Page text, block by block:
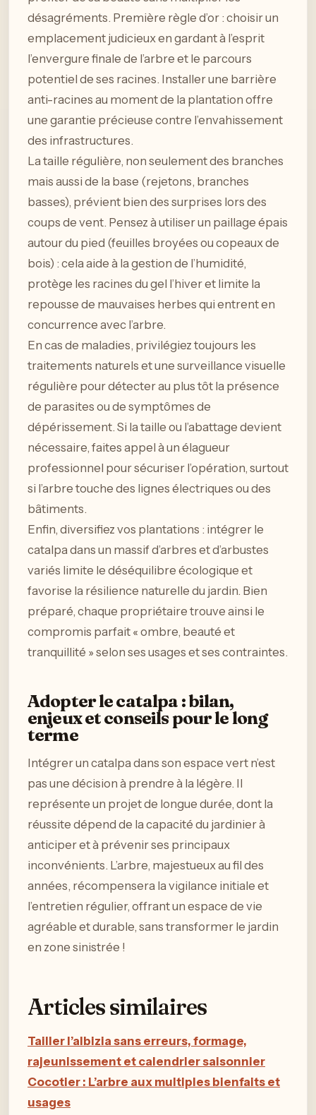
désagréments. Première règle d’or : choisir un
emplacement judicieux en gardant à l’esprit
l’envergure finale de l’arbre et le parcours
potentiel de ses racines. Installer une barrière
anti-racines au moment de la plantation offre
une garantie précieuse contre l’envahissement
des infrastructures.
La taille régulière, non seulement des branches
mais aussi de la base (rejetons, branches
basses), prévient bien des surprises lors des
coups de vent. Pensez à utiliser un paillage épais
autour du pied (feuilles broyées ou copeaux de
bois) : cela aide à la gestion de l’humidité,
protège les racines du gel l’hiver et limite la
repousse de mauvaises herbes qui entrent en
concurrence avec l’arbre.
En cas de maladies, privilégiez toujours les
traitements naturels et une surveillance visuelle
régulière pour détecter au plus tôt la présence
de parasites ou de symptômes de
dépérissement. Si la taille ou l’abattage devient
nécessaire, faites appel à un élagueur
professionnel pour sécuriser l’opération, surtout
si l’arbre touche des lignes électriques ou des
bâtiments.
Enfin, diversifiez vos plantations : intégrer le
catalpa dans un massif d’arbres et d’arbustes
variés limite le déséquilibre écologique et
favorise la résilience naturelle du jardin. Bien
préparé, chaque propriétaire trouve ainsi le
compromis parfait « ombre, beauté et
tranquillité » selon ses usages et ses contraintes.
Adopter le catalpa : bilan,
enjeux et conseils pour le long
terme
Intégrer un catalpa dans son espace vert n’est
pas une décision à prendre à la légère. Il
représente un projet de longue durée, dont la
réussite dépend de la capacité du jardinier à
anticiper et à prévenir ses principaux
inconvénients. L’arbre, majestueux au fil des
années, récompensera la vigilance initiale et
l’entretien régulier, offrant un espace de vie
agréable et durable, sans transformer le jardin
en zone sinistrée !
Articles similaires
Tailler l’albizia sans erreurs, formage,
rajeunissement et calendrier saisonnier
Cocotier : L’arbre aux multiples bienfaits et
usages